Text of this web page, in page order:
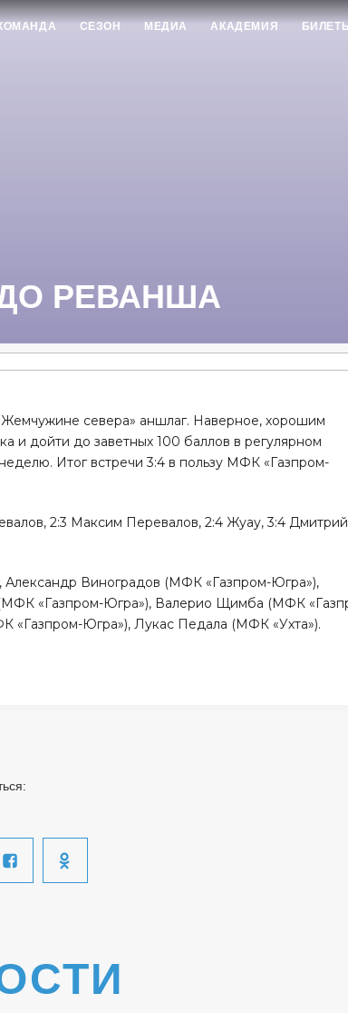
СЕЗОН МЕДИА АКАДЕМИЯ
РЕВАНША
севера» аншлаг. Наверное, хорошим
и дойти до заветных 100 баллов в регулярном
Итог встречи 3:4 в пользу МФК «Газпром-
2:3 Максим Перевалов, 2:4 Жуау, 3:4 Дмитрий
Виноградов (МФК «Газпром-Югра»),
«Газпром-Югра»), Валерио Щимба (МФК
«Газпром-Югра»), Лукас Педала (МФК «Ухта»).